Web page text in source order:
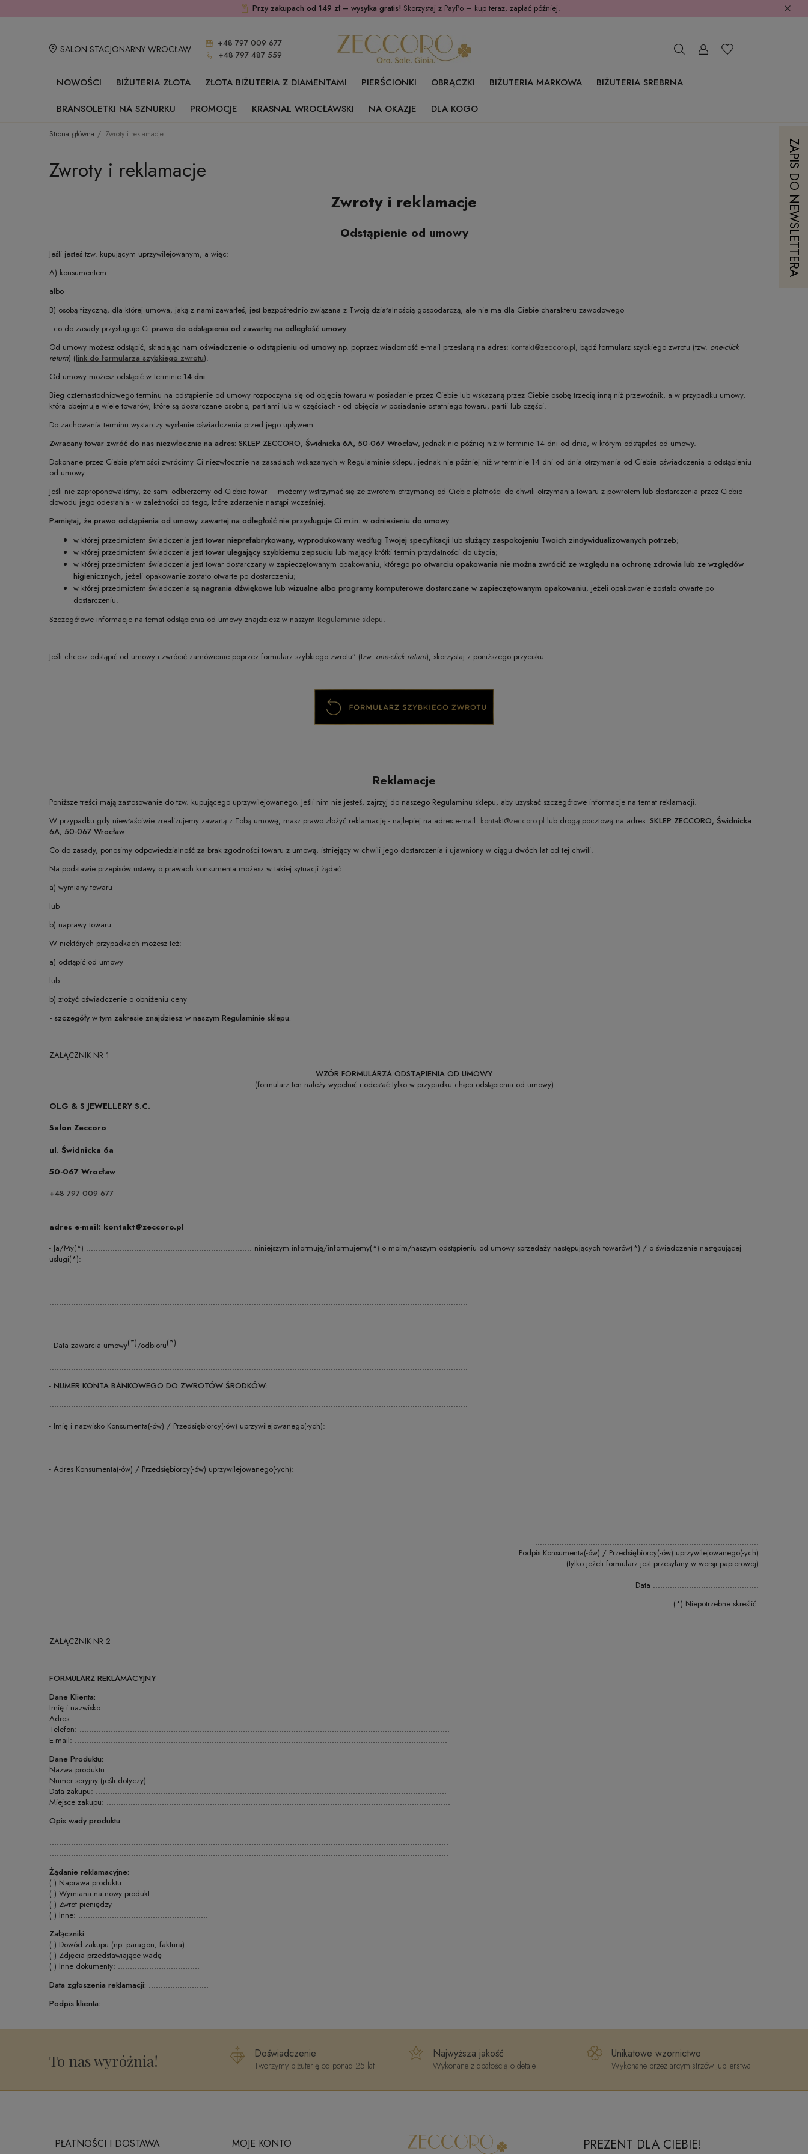
Przy zakupach od 149 zł – wysyłka gratis! Skorzystaj z PayPo – kup teraz, zapłać później.
SALON STACJONARNY WROCŁAW
+48 797 009 677
+48 797 487 559
NOWOŚCI BIŻUTERIA ZŁOTA ZŁOTA BIŻUTERIA Z DIAMENTAMI PIERŚCIONKI OBRĄCZKI BIŻUTERIA MARKOWA
BIŻUTERIA SREBRNA
BRANSOLETKI NA SZNURKU
PROMOCJE KRASNAL WROCŁAWSKI NA OKAZJE DLA KOGO
Strona główna Zwroty i reklamacje
Zwroty i reklamacje
Zwroty i reklamacje
Odstąpienie od umowy
Jeśli jesteś tzw. kupującym uprzywilejowanym, a więc:
A) konsumentem
albo
B) osobą fizyczną, dla której umowa, jaką z nami zawarłeś, jest bezpośrednio związana z Twoją działalnością gospodarczą, ale nie ma dla Ciebie charakteru zawodowego
- co do zasady przysługuje Ci prawo do odstąpienia od zawartej na odległość umowy.
Od umowy możesz odstąpić, składając nam oświadczenie o odstąpieniu od umowy np. poprzez wiadomość e-mail przesłaną na adres: kontakt@zeccoro.pl, bądź formularz szybkiego zwrotu (tzw. one-click
return) (link do formularza szybkiego zwrotu).
Od umowy możesz odstąpić w terminie 14 dni.
Bieg czternastodniowego terminu na odstąpienie od umowy rozpoczyna się od objęcia towaru w posiadanie przez Ciebie lub wskazaną przez Ciebie osobę trzecią inną niż przewoźnik, a w przypadku umowy,
która obejmuje wiele towarów, które są dostarczane osobno, partiami lub w częściach - od objęcia w posiadanie ostatniego towaru, partii lub części.
Do zachowania terminu wystarczy wysłanie oświadczenia przed jego upływem.
Zwracany towar zwróć do nas niezwłocznie na adres: SKLEP ZECCORO, Świdnicka 6A, 50-067 Wrocław, jednak nie później niż w terminie 14 dni od dnia, w którym odstąpiłeś od umowy.
Dokonane przez Ciebie płatności zwrócimy Ci niezwłocznie na zasadach wskazanych w Regulaminie sklepu, jednak nie później niż w terminie 14 dni od dnia otrzymania od Ciebie oświadczenia o odstąpieniu
od umowy.
Jeśli nie zaproponowaliśmy, że sami odbierzemy od Ciebie towar – możemy wstrzymać się ze zwrotem otrzymanej od Ciebie płatności do chwili otrzymania towaru z powrotem lub dostarczenia przez Ciebie
dowodu jego odesłania - w zależności od tego, które zdarzenie nastąpi wcześniej.
Pamiętaj, że prawo odstąpienia od umowy zawartej na odległość nie przysługuje Ci m.in. w odniesieniu do umowy:
w której przedmiotem świadczenia jesttowar nieprefabrykowany, wyprodukowany według Twojej specyfikacji lub służący zaspokojeniu Twoich zindywidualizowanych potrzeb;
w której przedmiotem świadczenia jesttowar ulegający szybkiemu zepsuciu lub mający krótki termin przydatności do użycia;
w której przedmiotem świadczenia jest towar dostarczany w zapieczętowanym opakowaniu, którego po otwarciu opakowania nie można zwrócić ze względu na ochronę zdrowia lub ze względów
higienicznych, jeżeli opakowanie zostało otwarte po dostarczeniu;
w której przedmiotem świadczenia są nagrania dźwiękowe lub wizualne albo programy komputerowe dostarczane w zapieczętowanym opakowaniu, jeżeli opakowanie zostało otwarte po
dostarczeniu.
Szczegółowe informacje na temat odstąpienia od umowy znajdziesz w naszym Regulaminie sklepu.
Jeśli chcesz odstąpić od umowy i zwrócić zamówienie poprzez formularz szybkiego zwrotu” (tzw. one-click return), skorzystaj z poniższego przycisku.
Reklamacje
Poniższe treści mają zastosowanie do tzw. kupującego uprzywilejowanego. Jeśli nim nie jesteś, zajrzyj do naszego Regulaminu sklepu, aby uzyskać szczegółowe informacje na temat reklamacji.
W przypadku gdy niewłaściwie zrealizujemy zawartą z Tobą umowę, masz prawo złożyć reklamację - najlepiej na adres e-mail: kontakt@zeccoro.pl lub drogą pocztową na adres: SKLEP ZECCORO, Świdnicka
6A, 50-067 Wrocław
Co do zasady, ponosimy odpowiedzialność za brak zgodności towaru z umową, istniejący w chwili jego dostarczenia i ujawniony w ciągu dwóch lat od tej chwili.
Na podstawie przepisów ustawy o prawach konsumenta możesz w takiej sytuacji żądać:
a) wymiany towaru
lub
b) naprawy towaru.
W niektórych przypadkach możesz też:
a) odstąpić od umowy
lub
b) złożyć oświadczenie o obniżeniu ceny
- szczegóły w tym zakresie znajdziesz w naszym Regulaminie sklepu.
ZAŁĄCZNIK NR 1
WZÓR FORMULARZA ODSTĄPIENIA OD UMOWY
(formularz ten należy wypełnić i odesłać tylko w przypadku chęci odstąpienia od umowy)
OLG & S JEWELLERY S.C.
Salon Zeccoro
ul. Świdnicka 6a
50-067 Wrocław
+48 797 009 677
adres e-mail: kontakt@zeccoro.pl
- Ja/My(*) ..................................................................... niniejszym informuję/informujemy(*) o moim/naszym odstąpieniu od umowy sprzedaży następujących towarów(*) / o świadczenie następującej
usługi(*):
..............................................................................................................................................................................
..............................................................................................................................................................................
..............................................................................................................................................................................
- Data zawarcia umowy(*)/odbioru(*)
..............................................................................................................................................................................
- NUMER KONTA BANKOWEGO DO ZWROTÓW ŚRODKÓW:
..............................................................................................................................................................................
- Imię i nazwisko Konsumenta(-ów) / Przedsiębiorcy(-ów) uprzywilejowanego(-ych):
..............................................................................................................................................................................
- Adres Konsumenta(-ów) / Przedsiębiorcy(-ów) uprzywilejowanego(-ych):
..............................................................................................................................................................................
..............................................................................................................................................................................
.............................................................................................
Podpis Konsumenta(-ów) / Przedsiębiorcy(-ów) uprzywilejowanego(-ych)
(tylko jeżeli formularz jest przesyłany w wersji papierowej)
Data ............................................
(*) Niepotrzebne skreślić.
ZAŁĄCZNIK NR 2
FORMULARZ REKLAMACYJNY
Dane Klienta:
Imię i nazwisko: ..............................................................................................................................................
Adres: ............................................................................................................................................................
Telefon: ..........................................................................................................................................................
E-mail: ...........................................................................................................................................................
Dane Produktu:
Nazwa produktu: .............................................................................................................................................
Numer seryjny (jeśli dotyczy): ..........................................................................................................................
Data zakupu: ..................................................................................................................................................
Miejsce zakupu: ...............................................................................................................................................
Opis wady produktu:
......................................................................................................................................................................
......................................................................................................................................................................
......................................................................................................................................................................
Żądanie reklamacyjne:
( ) Naprawa produktu
( ) Wymiana na nowy produkt
( ) Zwrot pieniędzy
( ) Inne: ......................................................
Załączniki:
( ) Dowód zakupu (np. paragon, faktura)
( ) Zdjęcia przedstawiające wadę
( ) Inne dokumenty: ..................................
Data zgłoszenia reklamacji: .........................
Podpis klienta: ............................................
To nas wyróżnia! Doświadczenie
Tworzymy biżuterię od ponad 25 lat
Najwyższa jakość
Wykonane z dbałością o detale
Unikatowe wzornictwo
Wykonane przez arcymistrzów jubilerstwa
ZAPIS DO NEWSLETTERA
PŁATNOŚCI I DOSTAWA MOJE KONTO PREZENT DLA CIEBIE!